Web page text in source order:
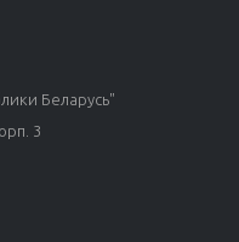
Беларусь"
3